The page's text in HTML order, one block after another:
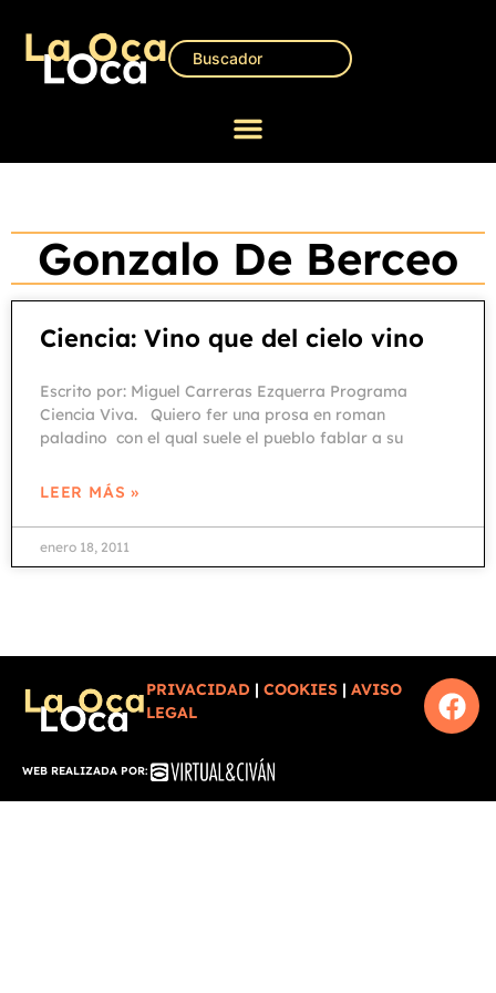
Gonzalo De Berceo
Ciencia: Vino que del cielo vino
Escrito por: Miguel Carreras Ezquerra Programa
Ciencia Viva. Quiero fer una prosa en roman
paladino con el qual suele el pueblo fablar a su
LEER MÁS »
enero 18, 2011
PRIVACIDAD | COOKIES | AVISO
LEGAL
WEB REALIZADA POR: